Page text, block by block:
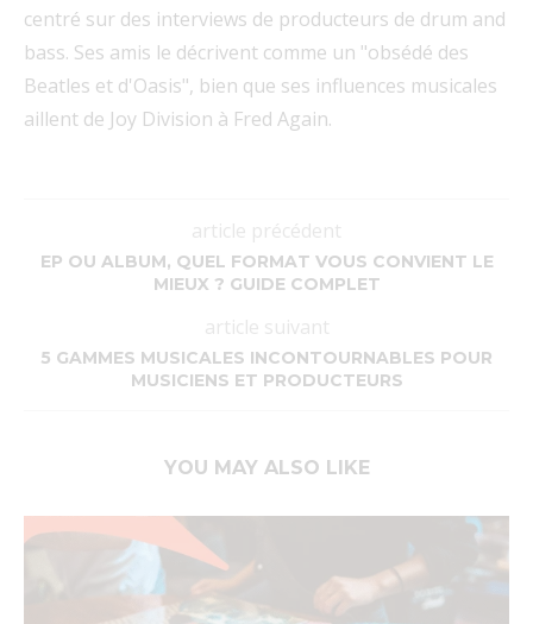
centré sur des interviews de producteurs de drum and
bass. Ses amis le décrivent comme un "obsédé des
Beatles et d'Oasis", bien que ses influences musicales
aillent de Joy Division à Fred Again.
article précédent
EP OU ALBUM, QUEL FORMAT VOUS CONVIENT LE
MIEUX ? GUIDE COMPLET
article suivant
5 GAMMES MUSICALES INCONTOURNABLES POUR
MUSICIENS ET PRODUCTEURS
YOU MAY ALSO LIKE